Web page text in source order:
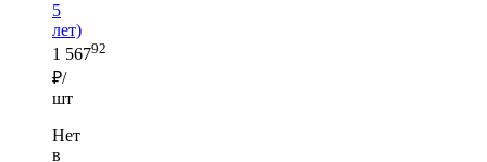
5
лет)
1 56792
₽/
шт
Нет
в